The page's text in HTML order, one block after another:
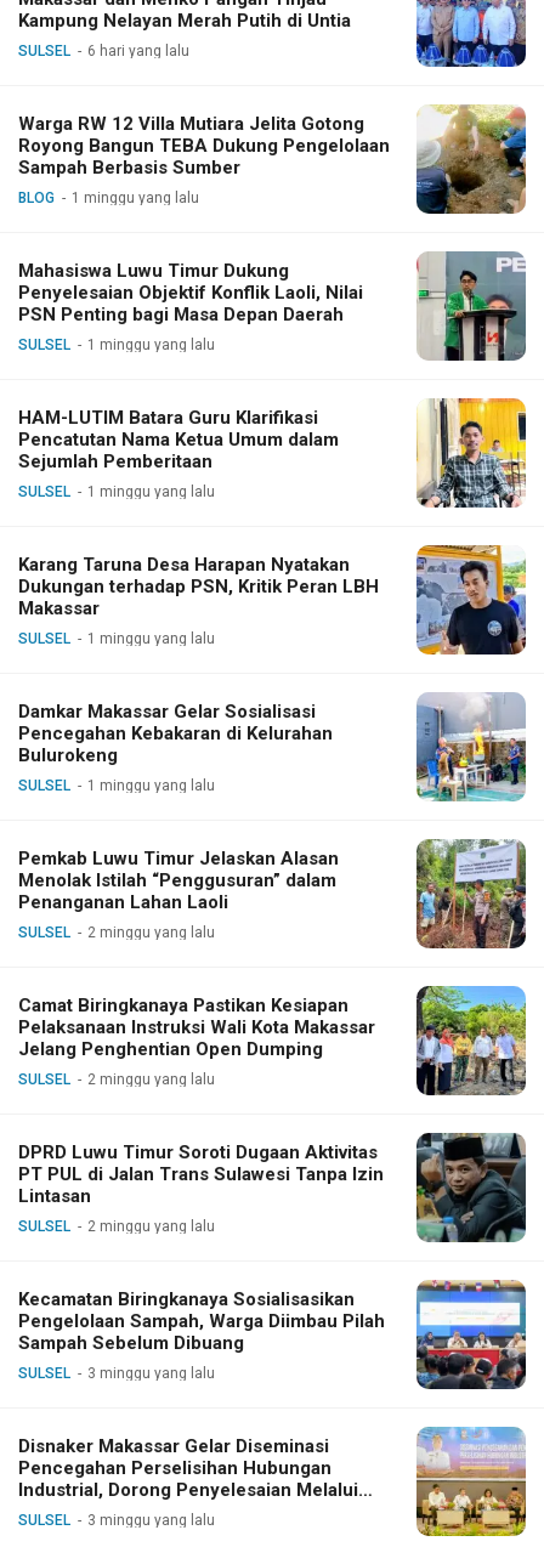
Kampung Nelayan Merah Putih di Untia
SULSEL 6 hari yang lalu
Warga RW 12 Villa Mutiara Jelita Gotong
Royong Bangun TEBA Dukung Pengelolaan
Sampah Berbasis Sumber
BLOG 1 minggu yang lalu
Mahasiswa Luwu Timur Dukung
Penyelesaian Objektif Konflik Laoli, Nilai
PSN Penting bagi Masa Depan Daerah
SULSEL 1 minggu yang lalu
HAM-LUTIM Batara Guru Klarifikasi
Pencatutan Nama Ketua Umum dalam
Sejumlah Pemberitaan
SULSEL 1 minggu yang lalu
Karang Taruna Desa Harapan Nyatakan
Dukungan terhadap PSN, Kritik Peran LBH
Makassar
SULSEL 1 minggu yang lalu
Damkar Makassar Gelar Sosialisasi
Pencegahan Kebakaran di Kelurahan
Bulurokeng
SULSEL 1 minggu yang lalu
Pemkab Luwu Timur Jelaskan Alasan
Menolak Istilah “Penggusuran” dalam
Penanganan Lahan Laoli
SULSEL 2 minggu yang lalu
Camat Biringkanaya Pastikan Kesiapan
Pelaksanaan Instruksi Wali Kota Makassar
Jelang Penghentian Open Dumping
SULSEL 2 minggu yang lalu
DPRD Luwu Timur Soroti Dugaan Aktivitas
PT PUL di Jalan Trans Sulawesi Tanpa Izin
Lintasan
SULSEL 2 minggu yang lalu
Kecamatan Biringkanaya Sosialisasikan
Pengelolaan Sampah, Warga Diimbau Pilah
Sampah Sebelum Dibuang
SULSEL 3 minggu yang lalu
Disnaker Makassar Gelar Diseminasi
Pencegahan Perselisihan Hubungan
Industrial, Dorong Penyelesaian Melalui
Dialog
SULSEL 3 minggu yang lalu